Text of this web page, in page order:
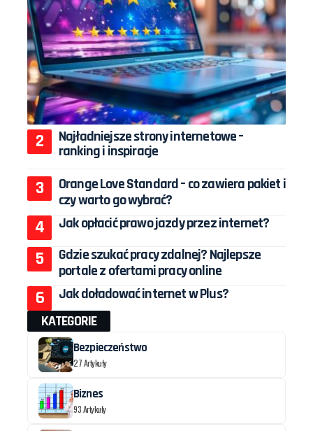
Najładniejsze strony internetowe –
ranking i inspiracje
Orange Love Standard – co zawiera pakiet i
czy warto go wybrać?
Jak opłacić prawo jazdy przez internet?
Gdzie szukać pracy zdalnej? Najlepsze
portale z ofertami pracy online
Jak doładować internet w Plus?
KATEGORIE
Bezpieczeństwo
27 Artykuły
Biznes
93 Artykuły